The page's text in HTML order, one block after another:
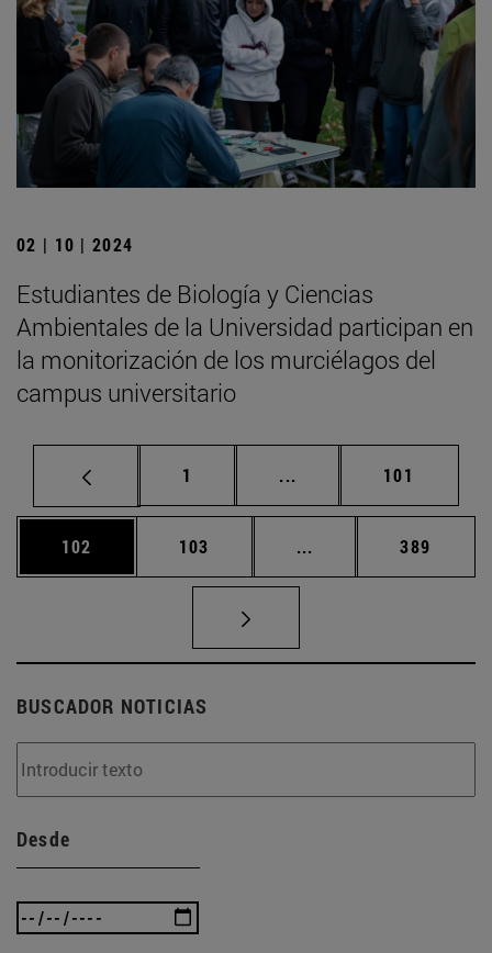
02 | 10 | 2024
Estudiantes de Biología y Ciencias
Ambientales de la Universidad participan en
la monitorización de los murciélagos del
campus universitario
Página
1 ... Páginas intermedias
Página
101
Página
102 Página
103 ... Páginas intermedias
Página
389
BUSCADOR NOTICIAS
Desde